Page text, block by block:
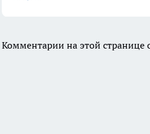
Комментарии на этой странице